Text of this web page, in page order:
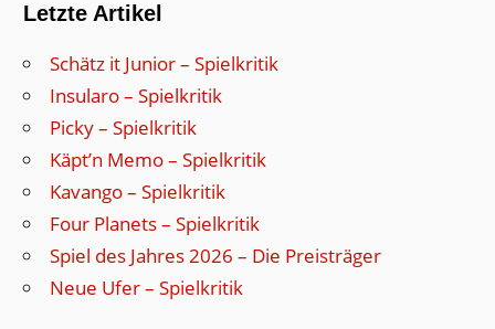
Letzte Artikel
Schätz it Junior – Spielkritik
Insularo – Spielkritik
Picky – Spielkritik
Käpt’n Memo – Spielkritik
Kavango – Spielkritik
Four Planets – Spielkritik
Spiel des Jahres 2026 – Die Preisträger
Neue Ufer – Spielkritik